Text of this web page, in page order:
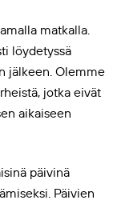
matkalla.
löydetyssä
jälkeen. Olemme
jotka eivät
aikaiseen
päivinä
Päivien